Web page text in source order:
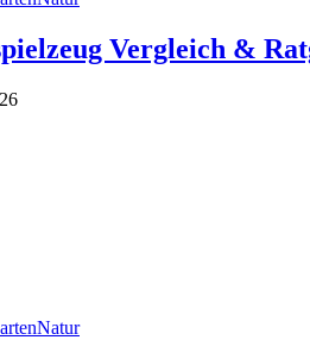
Vergleich &
Natur